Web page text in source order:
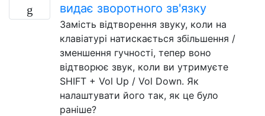
видає зворотного зв'язку
Замість відтворення звуку, коли на
клавіатурі натискається збільшення /
зменшення гучності, тепер воно
відтворює звук, коли ви утримуєте
SHIFT + Vol Up / Vol Down. Як
налаштувати його так, як це було
раніше?